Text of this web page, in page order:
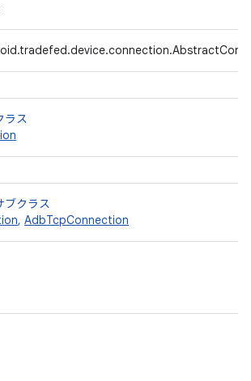
ラス
ブクラス
, AdbTcpConnection